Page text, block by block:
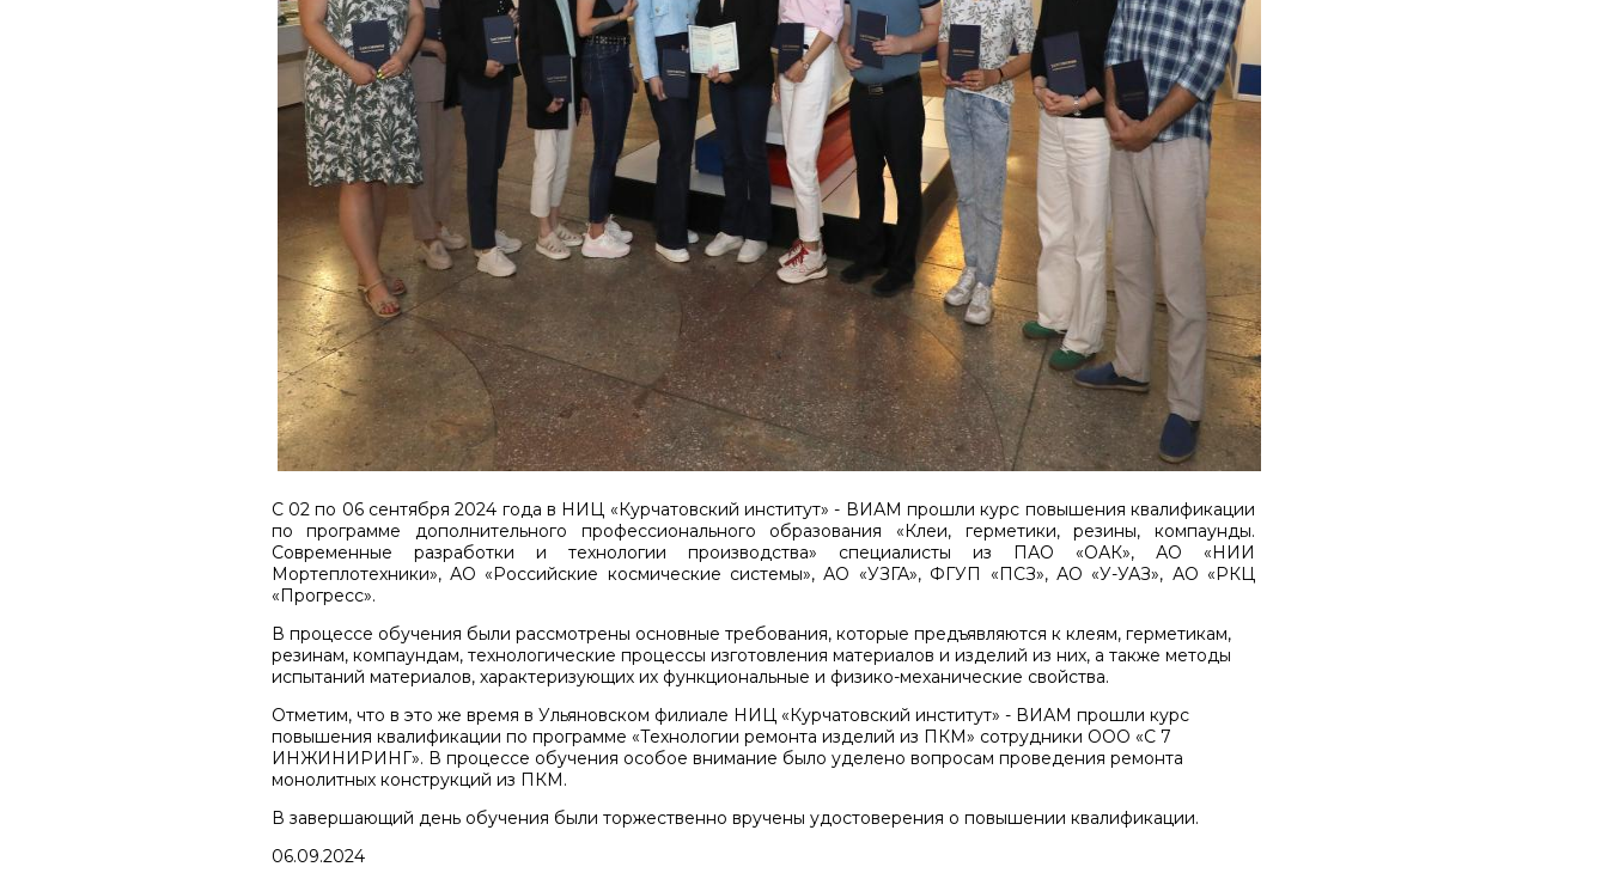
С 02 по 06 сентября 2024 года в НИЦ «Курчатовский институт» - ВИАМ прошли курс повышения квалификации
по программе дополнительного профессионального образования «Клеи, герметики, резины, компаунды.
Современные разработки и технологии производства» специалисты из ПАО «ОАК», АО «НИИ
Мортеплотехники», АО «Российские космические системы», АО «УЗГА», ФГУП «ПСЗ», АО «У-УАЗ», АО «РКЦ
«Прогресс».
В процессе обучения были рассмотрены основные требования, которые предъявляются к клеям, герметикам,
резинам, компаундам, технологические процессы изготовления материалов и изделий из них, а также методы
испытаний материалов, характеризующих их функциональные и физико-механические свойства.
Отметим, что в это же время в Ульяновском филиале НИЦ «Курчатовский институт» - ВИАМ прошли курс
повышения квалификации по программе «Технологии ремонта изделий из ПКМ» сотрудники ООО «С 7
ИНЖИНИРИНГ». В процессе обучения особое внимание было уделено вопросам проведения ремонта
монолитных конструкций из ПКМ.
В завершающий день обучения были торжественно вручены удостоверения о повышении квалификации.
06.09.2024